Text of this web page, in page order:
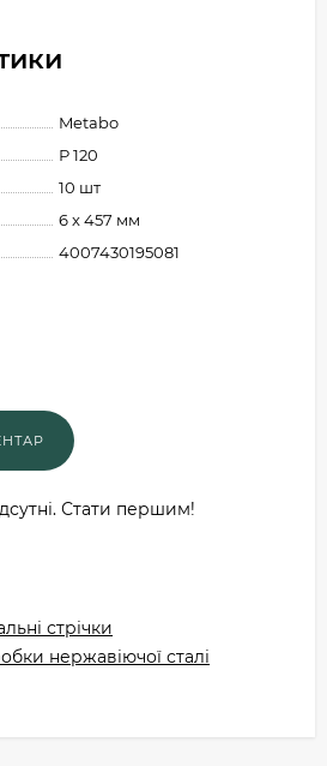
Metabo
Р 120
10 шт
6 x 457 мм
4007430195081
Стати першим!
стрічки
нержавіючої сталі